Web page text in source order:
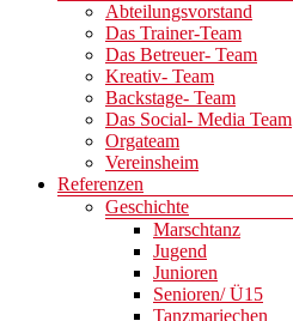
Abteilungsvorstand
Das Trainer-Team
Das Betreuer- Team
Kreativ- Team
Backstage- Team
Das Social- Media Team
Orgateam
Vereinsheim
Referenzen
Geschichte
Marschtanz
Jugend
Junioren
Senioren/ Ü15
Tanzmariechen